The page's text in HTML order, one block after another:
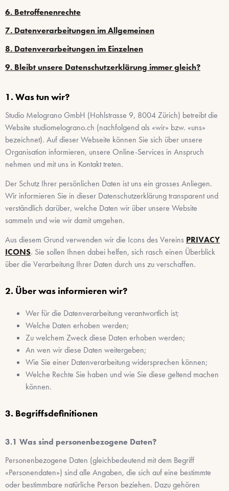
6. Betroffenenrechte
7. Datenverarbeitungen im Allgemeinen
8. Datenverarbeitungen im Einzelnen
9. Bleibt unsere Datenschutzerklärung immer gleich?
Was tun wir?
Studio Melograno GmbH (Hohlstrasse 9, 8004Zürich) betreibt die
Website studiomelograno.ch (nachfolgend als «wir» bzw. «uns»
bezeichnet). Auf dieser Webseite können Sie sich über unsere
Organisation informieren, unsere Online-Services in Anspruch
nehmen und mit uns in Kontakt treten.
Der Schutz Ihrer persönlichen Daten ist uns ein grosses Anliegen.
Wir informieren Sie in dieser Datenschutzerklärung transparent und
verständlich darüber, welche Daten wir über unsere Website
sammeln und wie wir damit umgehen.
Aus diesem Grund verwenden wir die Icons des Vereins PRIVACY
ICONS. Sie sollen Ihnen dabei helfen, sich rasch einen Überblick
über die Verarbeitung Ihrer Daten durch uns zu verschaffen.
Über was informieren wir?
Wer für die Datenverarbeitung verantwortlich ist;
Welche Daten erhoben werden;
Zu welchem Zweck diese Daten erhoben werden;
An wen wir diese Daten weitergeben;
Wie Sie einer Datenverarbeitung widersprechen können;
Welche Rechte Sie haben und wie Sie diese geltend machen
können.
Begriffsdefinitionen
Was sind personenbezogene Daten?
Personenbezogene Daten (gleichbedeutend mit dem Begriff
«Personendaten») sind alle Angaben, die sich auf eine bestimmte
oder bestimmbare natürliche Person beziehen. Dazu gehören